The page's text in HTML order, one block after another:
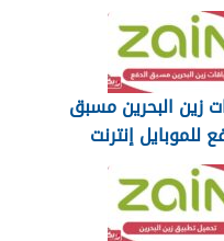
زين البحرين مسبق
للموبايل إنترنت
2025